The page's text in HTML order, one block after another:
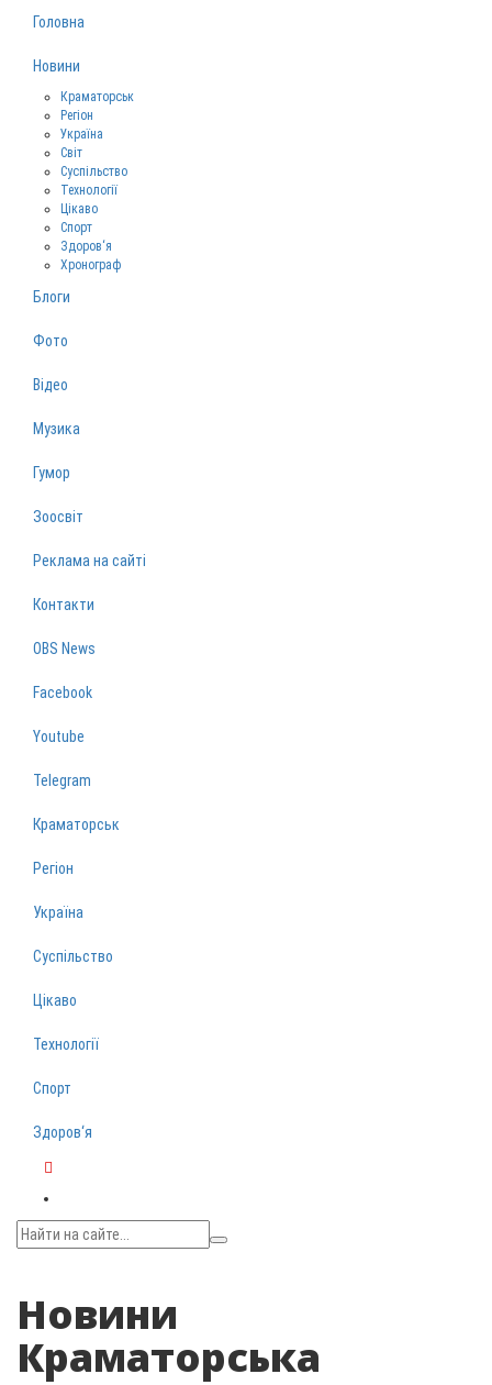
Головна
Новини
Краматорськ
Регіон
Україна
Світ
Суспільство
Технології
Цікаво
Спорт
Здоров‘я
Хронограф
Блоги
Фото
Відео
Музика
Гумор
Зоосвіт
Реклама на сайті
Контакти
OBS News
Facebook
Youtube
Telegram
Краматорськ
Регіон
Україна
Суспільство
Цікаво
Технології
Спорт
Здоров‘я
Новини
Краматорська